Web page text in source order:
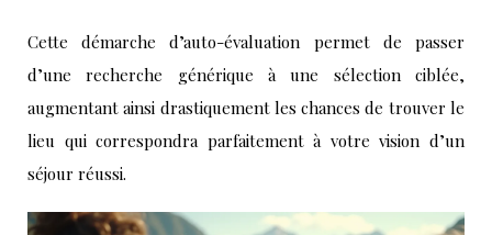
Cette démarche d’auto-évaluation permet de passer
d’une recherche générique à une sélection ciblée,
augmentant ainsi drastiquement les chances de trouver le
lieu qui correspondra parfaitement à votre vision d’un
séjour réussi.